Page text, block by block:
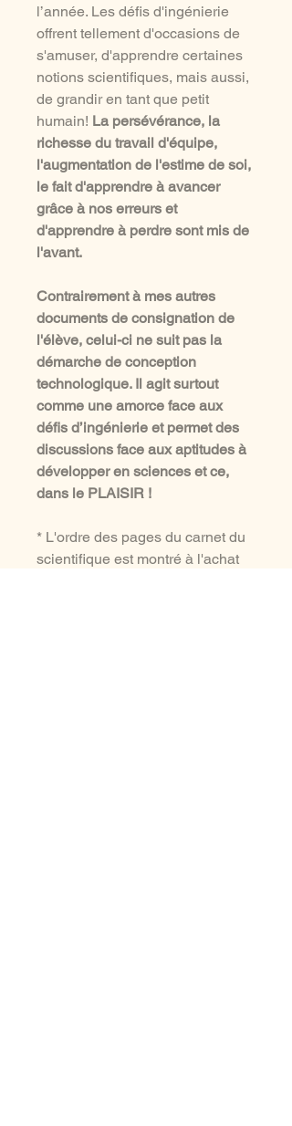
l’année. Les défis d'ingénierie
offrent tellement d'occasions de
s'amuser, d'apprendre certaines
notions scientifiques, mais aussi,
de grandir en tant que petit
humain! La persévérance, la
richesse du travail d'équipe,
l'augmentation de l'estime de soi,
le fait d'apprendre à avancer
grâce à nos erreurs et
d'apprendre à perdre sont mis de
l'avant.
Contrairement à mes autres
documents de consignation de
l'élève, celui-ci ne suit pas la
démarche de conception
technologique. Il agit surtout
comme une amorce face aux
défis d’ingénierie et permet des
discussions face aux aptitudes à
développer en sciences et ce,
dans le PLAISIR !
* L'ordre des pages du carnet du
scientifique est montré à l'achat